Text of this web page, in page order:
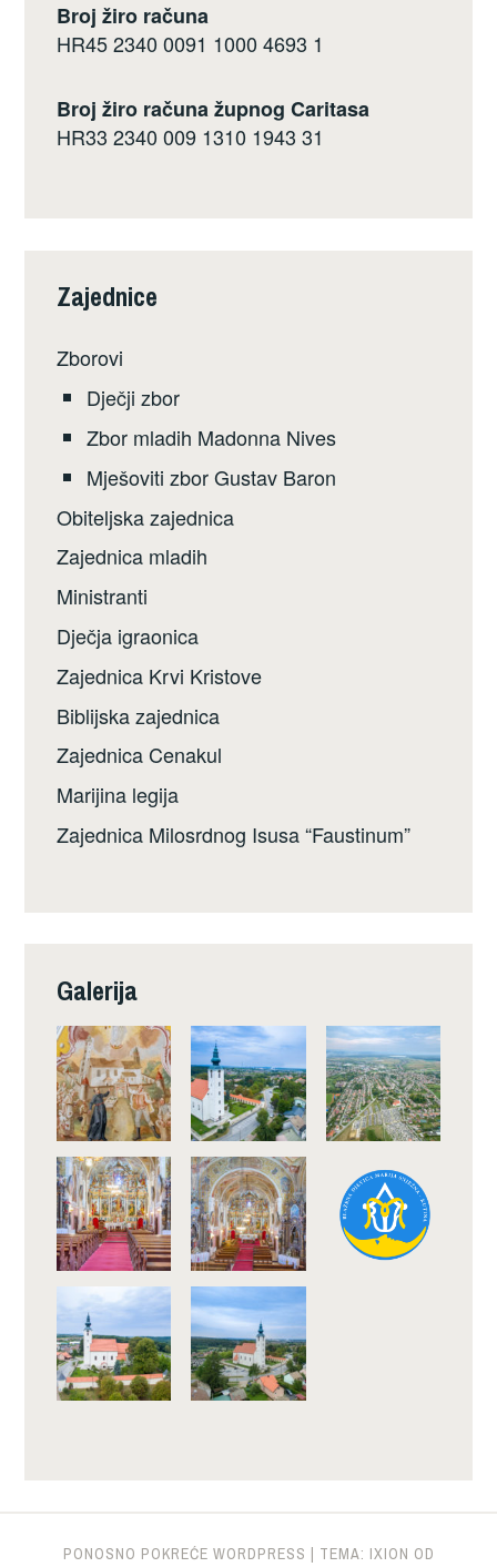
Broj žiro računa
HR45 2340 0091 1000 4693 1
Broj žiro računa župnog Caritasa
HR33 2340 009 1310 1943 31
Zajednice
Zborovi
Dječji zbor
Zbor mladih Madonna Nives
Mješoviti zbor Gustav Baron
Obiteljska zajednica
Zajednica mladih
Ministranti
Dječja igraonica
Zajednica Krvi Kristove
Biblijska zajednica
Zajednica Cenakul
Marijina legija
Zajednica Milosrdnog Isusa “Faustinum”
Galerija
PONOSNO POKREĆE WORDPRESS | TEMA: IXION OD